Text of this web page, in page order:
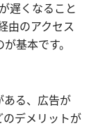
遅くなること
由のアクセス
基本です。
ある、広告が
デメリットが